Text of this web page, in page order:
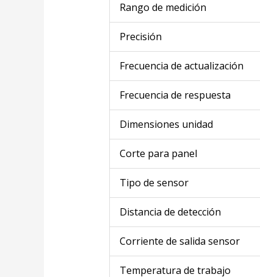
Rango de medición
Precisión
Frecuencia de actualización
Frecuencia de respuesta
Dimensiones unidad
Corte para panel
Tipo de sensor
Distancia de detección
Corriente de salida sensor
Temperatura de trabajo